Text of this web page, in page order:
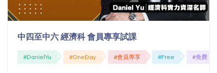
功
課
中四至中六 經濟科 會員專享試課
#DanielYu #OneDay #會員專享 #Free #免費